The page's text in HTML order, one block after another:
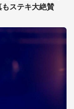
ステキ大絶賛